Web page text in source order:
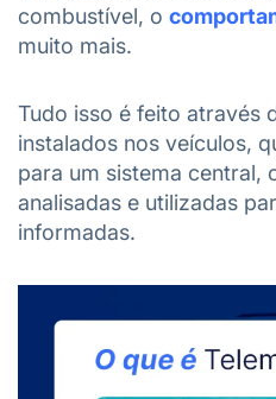
combustível, o
muito mais.
Tudo isso é feito através
instalados nos veículos,
para um sistema central,
analisadas e utilizadas
informadas.